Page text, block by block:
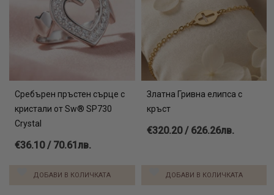
Сребърен пръстен сърце с
кристали от Sw® SP730
Crystal
€36.10 / 70.61лв.
ДОБАВИ В КОЛИЧКАТА
Златна Гривна елипса с
кръст
€320.20 / 626.26лв.
ДОБАВИ В КОЛИЧКАТА